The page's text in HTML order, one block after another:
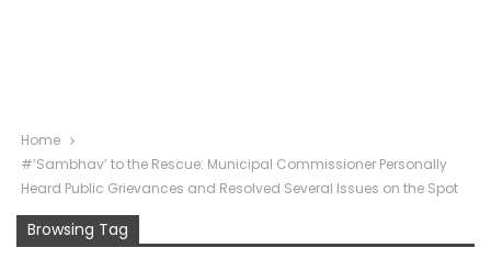
Home
#’Sambhav’ to the Rescue: Municipal Commissioner Personally
Heard Public Grievances and Resolved Several Issues on the Spot
Browsing Tag